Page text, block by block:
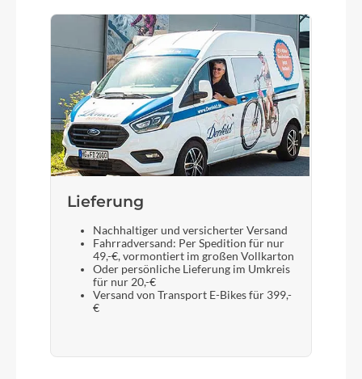
Lieferung
Nachhaltiger und versicherter Versand
Fahrradversand: Per Spedition für nur
49,-€, vormontiert im großen Vollkarton
Oder persönliche Lieferung im Umkreis
für nur 20,-€
Versand von Transport E-Bikes für 399,-
€